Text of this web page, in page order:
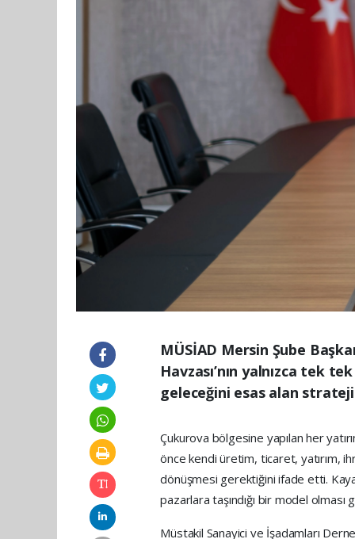
MÜSİAD Mersin Şube
Havzası’nın yalnızca tek
geleceğini esas alan
Çukurova bölgesine yapılan her
önce kendi üretim, ticaret, yatırım,
dönüşmesi gerektiğini ifade etti.
pazarlara taşındığı bir model
Müstakil Sanayici ve İşadamları